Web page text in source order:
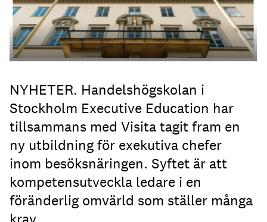
NYHETER. Handelshögskolan i
Stockholm Executive Education har
tillsammans med Visita tagit fram en
ny utbildning för exekutiva chefer
inom besöksnäringen. Syftet är att
kompetensutveckla ledare i en
föränderlig omvärld som ställer många